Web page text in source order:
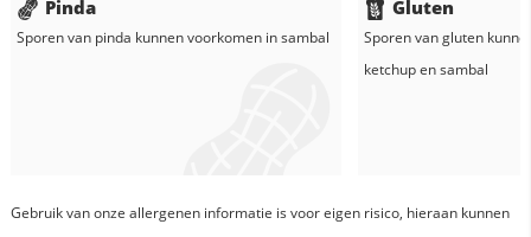
Pinda
Sporen van pinda kunnen voorkomen insambal
Gluten
Sporen van gluten
ketchupensambal
Gebruik van onze allergenen informatie is voor eigen risico, hieraan kunnen